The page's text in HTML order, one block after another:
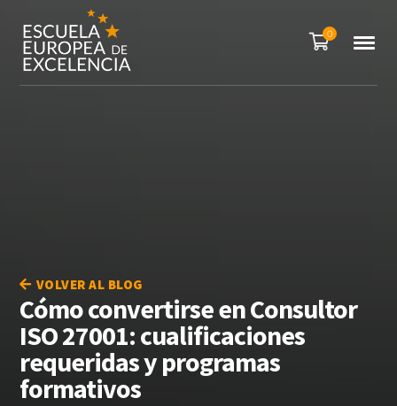
0
VOLVER AL BLOG
Cómo convertirse en Consultor
ISO 27001: cualificaciones
requeridas y programas
formativos